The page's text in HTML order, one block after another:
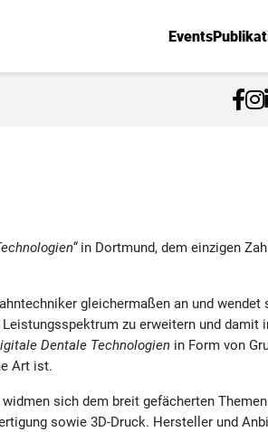
Events
in Dortmund, dem einzigen
gleichermaßen an und
zu erweitern und damit
Dentale Technologien in Form von
Art ist.
sich dem breit gefächerten
sowie 3D-Druck. Hersteller und